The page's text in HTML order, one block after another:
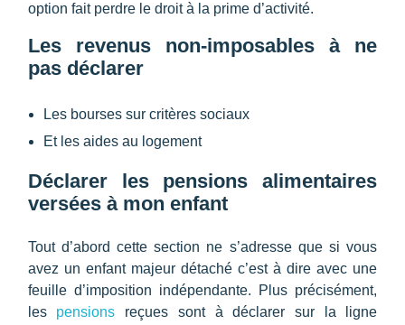
option fait perdre le droit à la prime d’activité.
Les revenus non-imposables à ne
pas déclarer
Les bourses sur critères sociaux
Et les aides au logement
Déclarer les pensions alimentaires
versées à mon enfant
Tout d’abord cette section ne s’adresse que si vous
avez un enfant majeur détaché c’est à dire avec une
feuille d’imposition indépendante. Plus précisément,
les pensions reçues sont à déclarer sur la ligne